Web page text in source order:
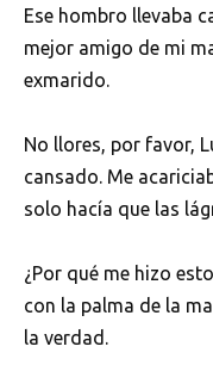
Ese hombro llevaba
mejor amigo de mi
exmarido.
No llores, por favor,
cansado. Me
solo hacía que las
¿Por qué me hizo
con la palma de la
la verdad.